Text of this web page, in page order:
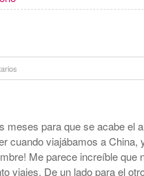
meses para que se acabe el
cuando viajábamos a China,
Me parece increíble que
viajes. De un lado para el